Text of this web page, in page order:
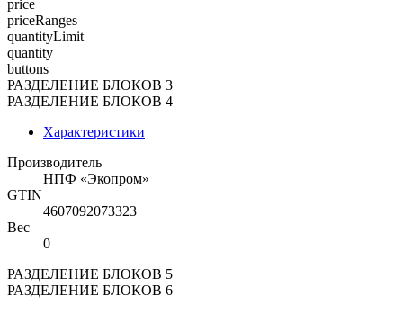
price
priceRanges
quantityLimit
quantity
buttons
РАЗДЕЛЕНИЕ БЛОКОВ 3
РАЗДЕЛЕНИЕ БЛОКОВ 4
Характеристики
Производитель
НПФ «Экопром»
GTIN
4607092073323
Вес
0
РАЗДЕЛЕНИЕ БЛОКОВ 5
РАЗДЕЛЕНИЕ БЛОКОВ 6